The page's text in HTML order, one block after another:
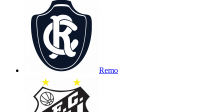
Remo